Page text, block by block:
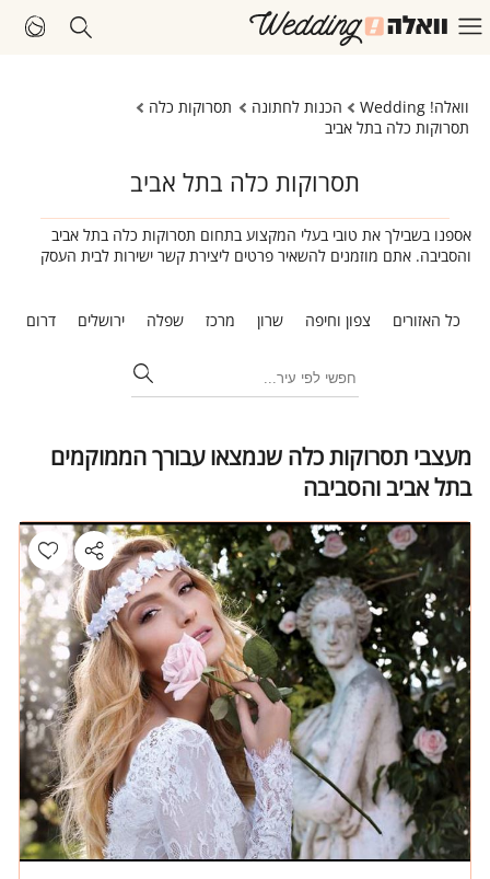
וואלה! Wedding הכנות לחתונה
תסרוקות כלה
תסרוקות כלה בתל אביב
תסרוקות כלה בתל אביב
אספנו בשבילך את טובי בעלי המקצוע בתחום תסרוקות כלה בתל אביב
והסביבה. אתם מוזמנים להשאיר פרטים ליצירת קשר ישירות לבית העסק
כל האזורים צפון וחיפה שרון מרכז שפלה ירושלים דרום
מעצבי תסרוקות כלה שנמצאו עבורך הממוקמים
בתל אביב והסביבה